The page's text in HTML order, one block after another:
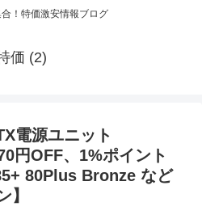
！特価激安情報ブログ
価 (2)
電源ユニット
円OFF、1%ポイント
80Plus Bronze など
】